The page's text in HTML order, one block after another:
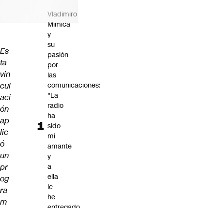
Es
ta
vin
cul
aci
ón
ap
lic
ó
un
pr
og
ra
m
Vladimiro
Mimica
y
su
pasión
por
las
comunicaciones:
"La
radio
ha
sido
mi
amante
y
a
ella
le
he